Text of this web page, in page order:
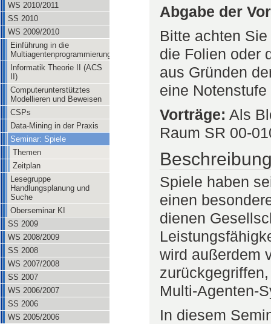
WS 2010/2011
SS 2010
WS 2009/2010
Einführung in die
Multiagentenprogrammierung
Informatik Theorie II (ACS
II)
Computerunterstütztes
Modellieren und Beweisen
CSPs
Data-Mining in der Praxis
Seminar: Spiele
Themen
Zeitplan
Lesegruppe
Handlungsplanung und
Suche
Oberseminar KI
SS 2009
WS 2008/2009
SS 2008
WS 2007/2008
SS 2007
WS 2006/2007
SS 2006
WS 2005/2006
Abgabe der
Bitte achten
die Folien oder
aus Gründen
eine
Vorträge: Als
Raum SR 00-
Spiele haben
einen
dienen
wird außerdem
Multi-Agenten-
In diesem